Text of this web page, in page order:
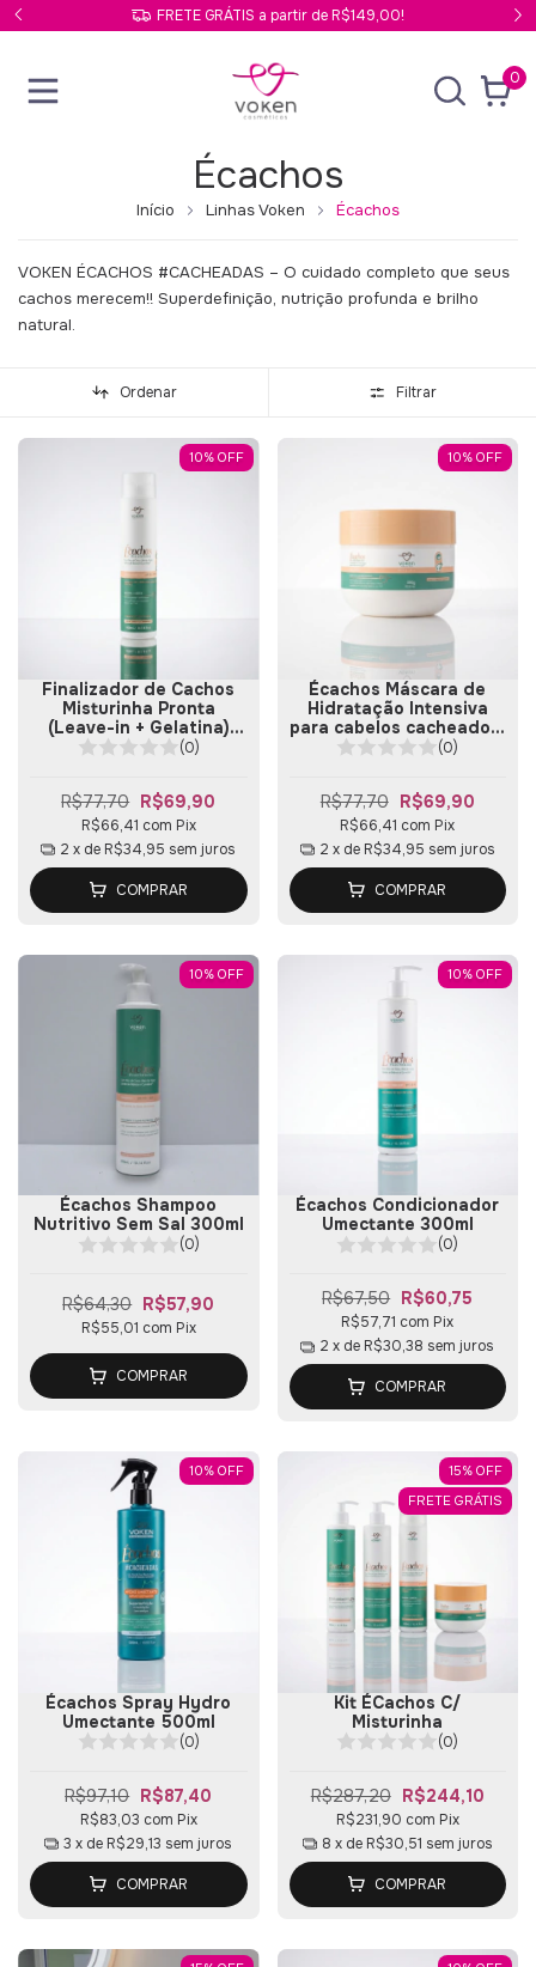
FRETE GRÁTIS a partir de R$149,00!
0
Écachos
Início Linhas Voken Écachos
VOKEN ÉCACHOS #CACHEADAS – O cuidado completo que seus
cachos merecem!! Superdefinição, nutrição profunda e brilho
natural.
Ordenar Filtrar
10% OFF
Finalizador de Cachos
Misturinha Pronta
(Leave-in + Gelatina)
300ml
(0)
R$77,70 R$69,90
R$66,41 com Pix
2 x de R$34,95 sem juros
COMPRAR
10% OFF
Écachos Máscara de
Hidratação Intensiva
para cabelos cacheados,
ondulados e volumosos
(0)
R$77,70 R$69,90
R$66,41 com Pix
2 x de R$34,95 sem juros
COMPRAR
10% OFF
Écachos Shampoo
Nutritivo Sem Sal 300ml
(0)
R$64,30 R$57,90
R$55,01 com Pix
COMPRAR
10% OFF
Écachos Condicionador
Umectante 300ml
(0)
R$67,50 R$60,75
R$57,71 com Pix
2 x de R$30,38 sem juros
COMPRAR
10% OFF
Écachos Spray Hydro
Umectante 500ml
(0)
R$97,10 R$87,40
R$83,03 com Pix
3 x de R$29,13 sem juros
COMPRAR
15% OFF
FRETE GRÁTIS
Kit ÉCachos C/
Misturinha
(0)
R$287,20 R$244,10
R$231,90 com Pix
8 x de R$30,51 sem juros
COMPRAR